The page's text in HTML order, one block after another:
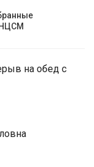
НЦСМ
на обед с